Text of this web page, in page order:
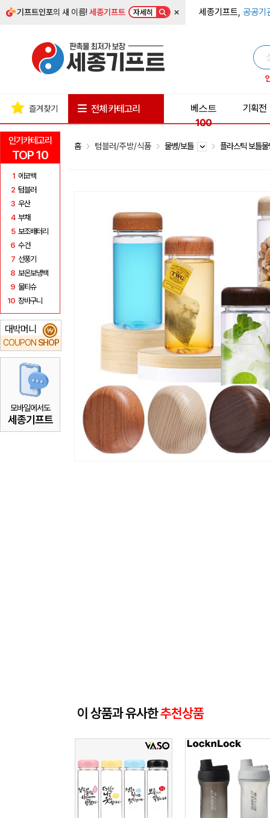
기프트인포의 새 이름!세종기프트 자세히 × 세종기프트, 공공기
인기카테고리
TOP 10
1 에코백
2 텀블러
3 우산
4 부채
5 보조배터리
6 수건
7 선풍기
8 보온보냉백
9 물티슈
10 장바구니
대박머니
COUPON SHOP
₩
모바일에서도
세종기프트
즐겨찾기 전체 카테고리
베스트
100
기획전
홈 텀블러/주방/식품 물병/보틀 플라스틱 보틀
이 상품과 유사한추천상품